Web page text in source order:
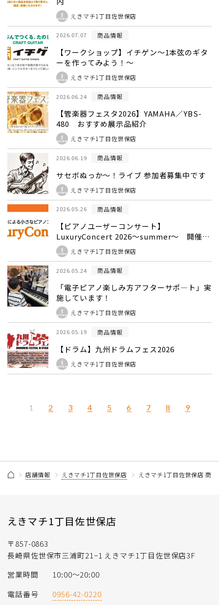
えきマチ1丁目佐世保店
2026.07.07 商品情報
【ワークショップ】イチゲン～1本弦のギタ
ーを作ってみよう！～
えきマチ1丁目佐世保店
2026.06.24 商品情報
【管楽器フェスタ2026】YAMAHA／YBS-
480 おすすめ展示品紹介
えきマチ1丁目佐世保店
2026.06.19 商品情報
サセボぬっか～！ライブ 参加者募集中です
えきマチ1丁目佐世保店
2026.05.26 商品情報
【ピアノユーザーコンサート】
LuxuryConcert 2026～summer～ 開催し
ます！えきマチ1丁目佐世保店
2026.05.24 商品情報
「電子ピアノ楽しみ方アフターサポ―ト」実
施しています！
えきマチ1丁目佐世保店
2026.05.19 商品情報
【ドラム】九州ドラムフェス2026
えきマチ1丁目佐世保店
1 2 3 4 5 6 7 8 9
店舗情報 えきマチ1丁目佐世保店 えきマチ1丁目佐世保店 商
えきマチ1丁目佐世保店
〒857-0863
長崎県佐世保市三浦町21−1 えきマチ1丁目佐世保店3F
営業時間
10:00〜20:00
電話番号
0956-42-0220